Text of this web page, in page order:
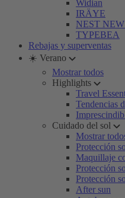
Widian
IRÄYE
NEST
TYPEBEA
Rebajas y superventas
☀️ Verano
Mostrar todos
Highlights
Travel
Tendencias
Cuidado del sol
Mostrar
Protección
Maquillaje
Protección
Protección
After sun